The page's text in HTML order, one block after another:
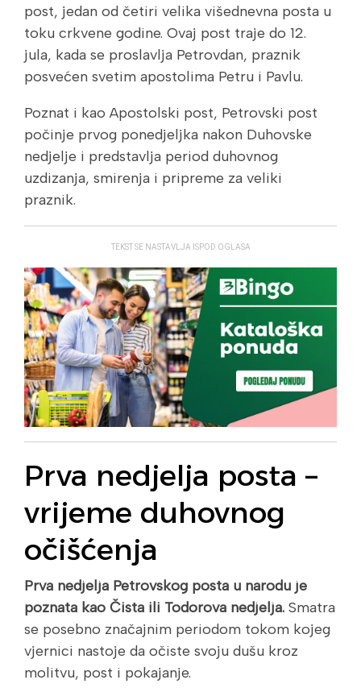
post, jedan od četiri velika višednevna posta u
toku crkvene godine. Ovaj post traje do 12.
jula, kada se proslavlja Petrovdan, praznik
posvećen svetim apostolima Petru i Pavlu.
Poznat i kao Apostolski post, Petrovski post
počinje prvog ponedjeljka nakon Duhovske
nedjelje i predstavlja period duhovnog
uzdizanja, smirenja i pripreme za veliki
praznik.
TEKST SE NASTAVLJA ISPOD OGLASA
Prva nedjelja posta –
vrijeme duhovnog
očišćenja
Prva nedjelja Petrovskog posta u narodu je
poznata kao Čista ili Todorova nedjelja. Smatra
se posebno značajnim periodom tokom kojeg
vjernici nastoje da očiste svoju dušu kroz
molitvu, post i pokajanje.